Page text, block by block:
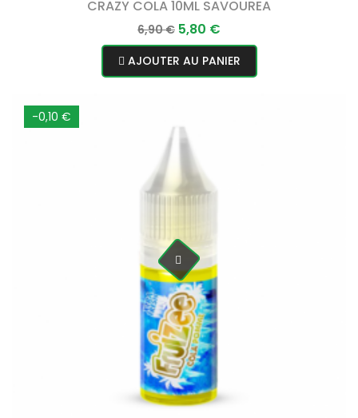
CRAZY COLA 10ML SAVOUREA
Prix
normal
6,90 € Prix
5,80 €
AJOUTER AU PANIER
-0,10 €